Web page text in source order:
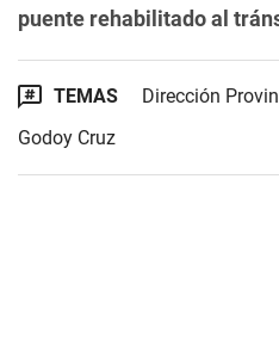
puente rehabilitado al
TEMAS
Dirección
Godoy Cruz